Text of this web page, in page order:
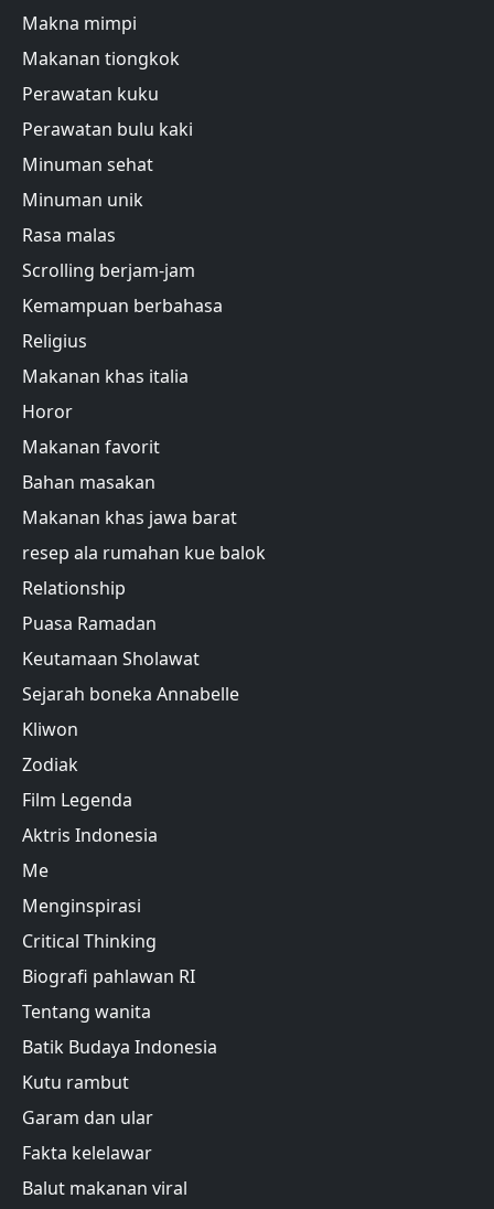
Makna mimpi
Makanan tiongkok
Perawatan kuku
Perawatan bulu kaki
Minuman sehat
Minuman unik
Rasa malas
Scrolling berjam-jam
Kemampuan berbahasa
Religius
Makanan khas italia
Horor
Makanan favorit
Bahan masakan
Makanan khas jawa barat
resep ala rumahan kue balok
Relationship
Puasa Ramadan
Keutamaan Sholawat
Sejarah boneka Annabelle
Kliwon
Zodiak
Film Legenda
Aktris Indonesia
Me
Menginspirasi
Critical Thinking
Biografi pahlawan RI
Tentang wanita
Batik Budaya Indonesia
Kutu rambut
Garam dan ular
Fakta kelelawar
Balut makanan viral